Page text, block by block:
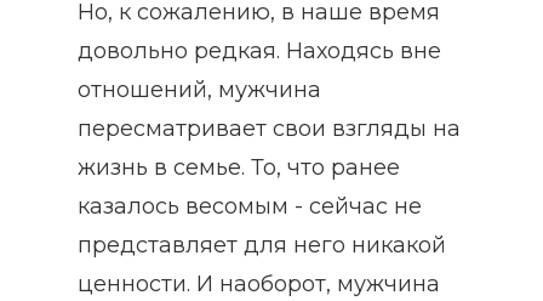
Но, к сожалению, в наше время
довольно редкая. Находясь вне
отношений, мужчина
пересматривает свои взгляды на
жизнь в семье. То, что ранее
казалось весомым - сейчас не
представляет для него никакой
ценности. И наоборот, мужчина